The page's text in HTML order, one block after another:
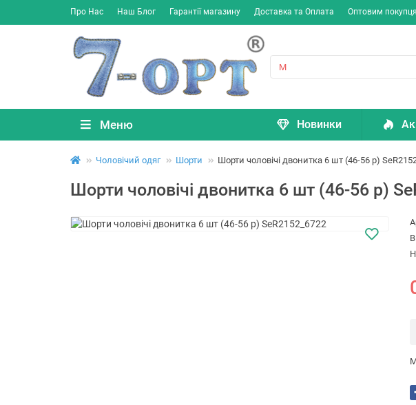
Про Нас Наш Блог Гарантії магазину Доставка та Оплата Оптовим
Меню Новинки
Чоловічий одяг Шорти Шорти чоловічі двонитка 6 шт (46-56 р)
Шорти чоловічі двонитка 6 шт (46-56 р)